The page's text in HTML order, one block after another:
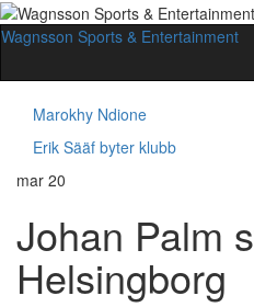
Wagnsson Sports & Entertainment
Marokhy Ndione
Erik Sääf byter klubb
mar 20
Johan Palm
Helsingborg